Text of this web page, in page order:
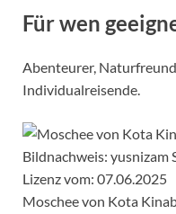
Für wen
Abenteurer,
Individualreisende.
Moschee von Kota